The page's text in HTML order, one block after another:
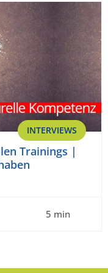
INTERVIEWS
Trainings |
5 min